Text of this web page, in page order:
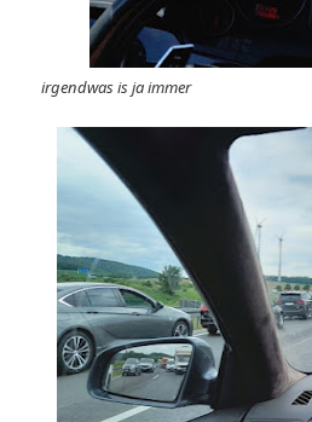
irgendwas is ja immer